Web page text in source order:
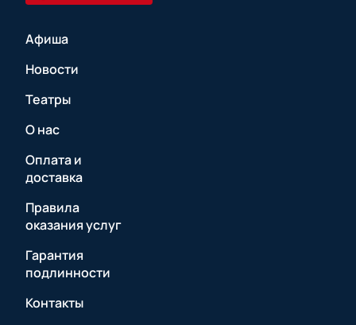
Афиша
Новости
Театры
О нас
Оплата и
доставка
Правила
оказания услуг
Гарантия
подлинности
Контакты